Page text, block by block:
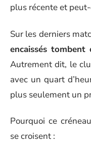
plus récente et
Sur les derniers
encaissés
Autrement dit, le
avec un quart
plus seulement un
Pourquoi ce
se croisent :